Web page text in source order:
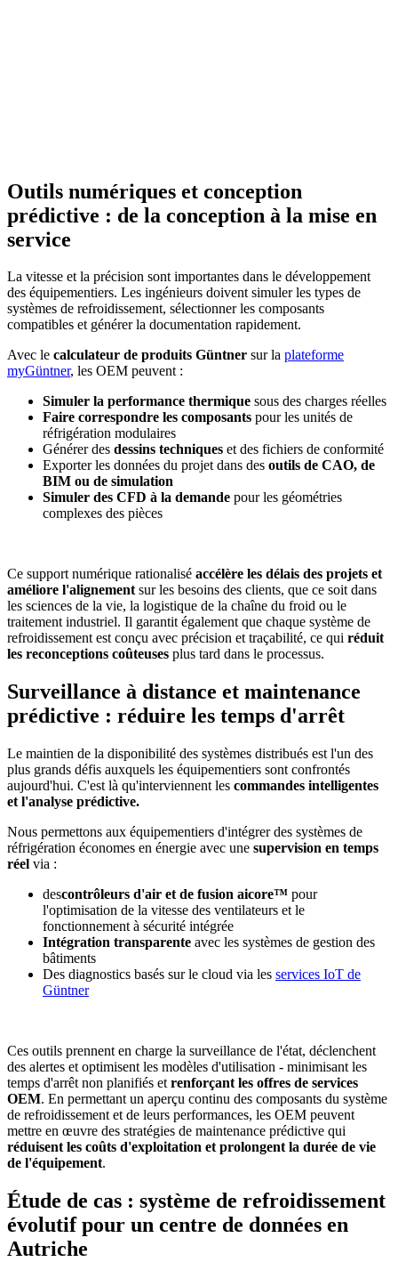
Outils numériques et conception
prédictive : de la conception à la mise en
service
La vitesse et la précision sont importantes dans le développement
des équipementiers. Les ingénieurs doivent simuler les types de
systèmes de refroidissement, sélectionner les composants
compatibles et générer la documentation rapidement.
Avec le calculateur de produits Güntner sur la plateforme
myGüntner, les OEM peuvent :
Simuler la performance thermique sous des charges réelles
Faire correspondre les composants pour les unités de
réfrigération modulaires
Générer des dessins techniques et des fichiers de conformité
Exporter les données du projet dans des outils de CAO, de
BIM ou de simulation
Simuler des CFD à la demande pour les géométries
complexes des pièces
Ce support numérique rationalisé accélère les délais des projets et
améliore l'alignementsur les besoins des clients, que ce soit dans
les sciences de la vie, la logistique de la chaîne du froid ou le
traitement industriel. Il garantit également que chaque système de
refroidissement est conçu avec précision et traçabilité, ce qui réduit
les reconceptions coûteuses plus tard dans le processus.
Surveillance à distance et maintenance
prédictive : réduire les temps d'arrêt
Le maintien de la disponibilité des systèmes distribués est l'un des
plus grands défis auxquels les équipementiers sont confrontés
aujourd'hui. C'est là qu'interviennent les commandes intelligentes
et l'analyse prédictive.
Nous permettons aux équipementiers d'intégrer des systèmes de
réfrigération économes en énergie avec une supervision en temps
réel via :
descontrôleurs d'air et de fusion aicore™ pour
l'optimisation de la vitesse des ventilateurs et le
fonctionnement à sécurité intégrée
Intégration transparente avec les systèmes de gestion des
bâtiments
Des diagnostics basés sur le cloud via les services IoT de
Güntner
Ces outils prennent en charge la surveillance de l'état, déclenchent
des alertes et optimisent les modèles d'utilisation - minimisant les
temps d'arrêt non planifiés et renforçant les offres de services
OEM. En permettant un aperçu continu des composants du système
de refroidissement et de leurs performances, les OEM peuvent
mettre en œuvre des stratégies de maintenance prédictive qui
réduisent les coûts d'exploitation et prolongent la durée de vie
de l'équipement.
Étude de cas : système de refroidissement
évolutif pour un centre de données en
Autriche